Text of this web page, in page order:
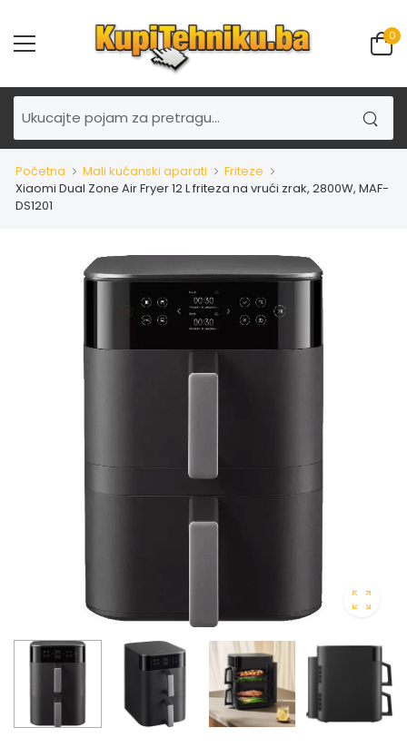
0
Početna Mali kućanski aparati
Friteze
Xiaomi Dual Zone Air Fryer 12 L friteza na vrući zrak, 2800W, MAF-
DS1201